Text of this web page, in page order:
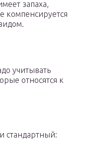
запаха,
компенсируется
учитывать
относятся к
стандартный: